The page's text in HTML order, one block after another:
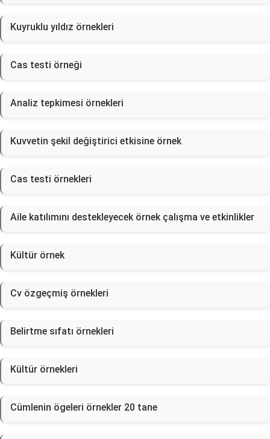
Kuyruklu yıldız örnekleri
Cas testi örneği
Analiz tepkimesi örnekleri
Kuvvetin şekil değiştirici etkisine örnek
Cas testi örnekleri
Aile katılımını destekleyecek örnek çalışma ve etkinlikler
Kültür örnek
Cv özgeçmiş örnekleri
Belirtme sıfatı örnekleri
Kültür örnekleri
Cümlenin ögeleri örnekler 20 tane